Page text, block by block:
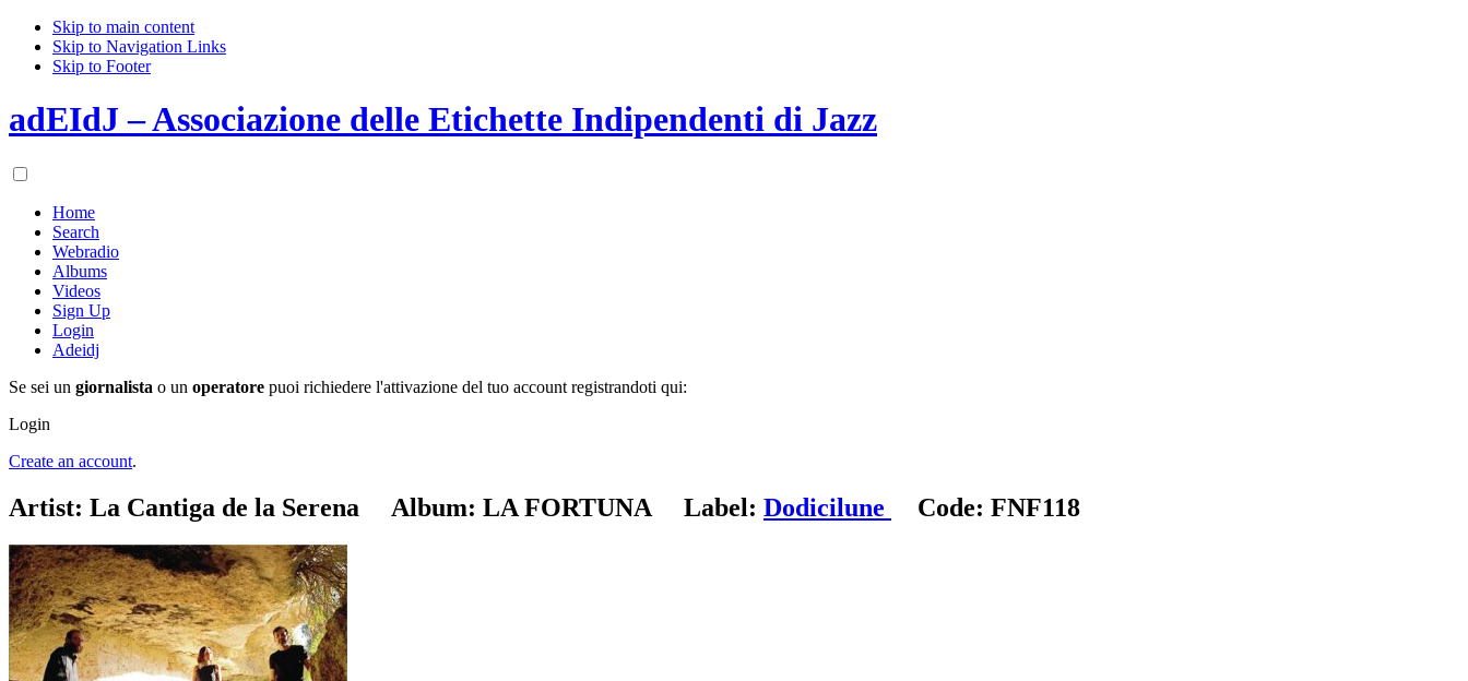
Skip to main content
Skip to Navigation Links
Skip to Footer
adEIdJ – Associazione delle Etichette Indipendenti di Jazz
Home
Search
Webradio
Albums
Videos
Sign Up
Login
Adeidj
Se sei un giornalista o un operatore puoi richiedere l'attivazione del tuo account registrandoti qui:
Login
Create an account.
Artist: La Cantiga de la Serena Album: LA FORTUNA Label: Dodicilune Code: FNF118